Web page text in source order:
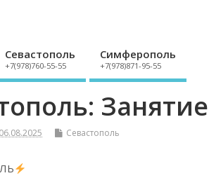
Севастополь
+7(978)760-55-55
Симферополь
+7(978)871-95-55
06.08.2025 Севастополь